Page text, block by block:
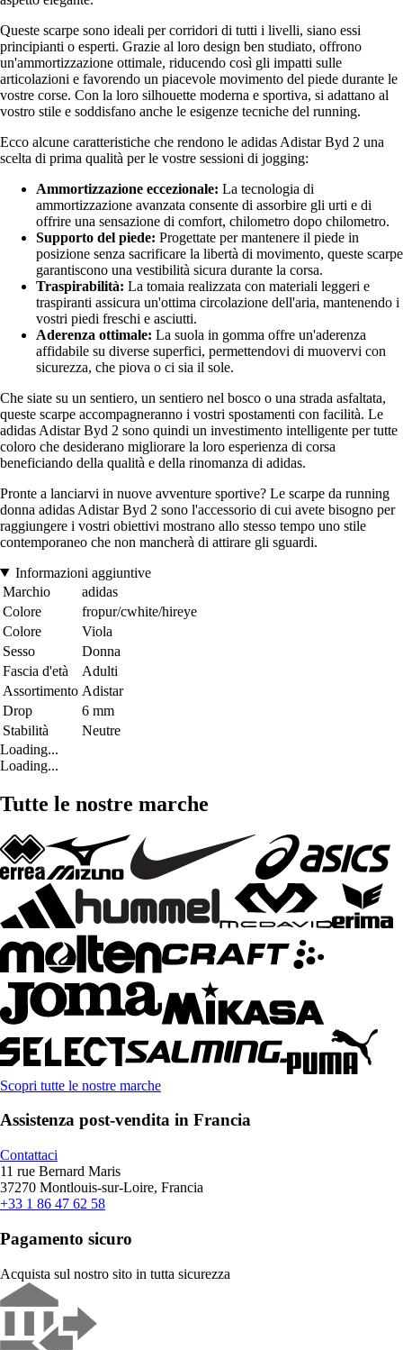
Queste scarpe sono ideali per corridori di tutti i livelli, siano essi
principianti o esperti. Grazie al loro design ben studiato, offrono
un'ammortizzazione ottimale, riducendo così gli impatti sulle
articolazioni e favorendo un piacevole movimento del piede durante le
vostre corse. Con la loro silhouette moderna e sportiva, si adattano al
vostro stile e soddisfano anche le esigenze tecniche del running.
Ecco alcune caratteristiche che rendono le adidas Adistar Byd 2 una
scelta di prima qualità per le vostre sessioni di jogging:
Ammortizzazione eccezionale: La tecnologia di
ammortizzazione avanzata consente di assorbire gli urti e di
offrire una sensazione di comfort, chilometro dopo chilometro.
Supporto del piede: Progettate per mantenere il piede in
posizione senza sacrificare la libertà di movimento, queste scarpe
garantiscono una vestibilità sicura durante la corsa.
Traspirabilità: La tomaia realizzata con materiali leggeri e
traspiranti assicura un'ottima circolazione dell'aria, mantenendo i
vostri piedi freschi e asciutti.
Aderenza ottimale: La suola in gomma offre un'aderenza
affidabile su diverse superfici, permettendovi di muovervi con
sicurezza, che piova o ci sia il sole.
Che siate su un sentiero, un sentiero nel bosco o una strada asfaltata,
queste scarpe accompagneranno i vostri spostamenti con facilità. Le
adidas Adistar Byd 2 sono quindi un investimento intelligente per tutte
coloro che desiderano migliorare la loro esperienza di corsa
beneficiando della qualità e della rinomanza di adidas.
Pronte a lanciarvi in nuove avventure sportive? Le scarpe da running
donna adidas Adistar Byd 2 sono l'accessorio di cui avete bisogno per
raggiungere i vostri obiettivi mostrano allo stesso tempo uno stile
contemporaneo che non mancherà di attirare gli sguardi.
Informazioni aggiuntive
Marchio
adidas
Colore
fropur/cwhite/hireye
Colore
Viola
Sesso
Donna
Fascia d'età
Adulti
Assortimento Adistar
Drop
6 mm
Stabilità
Neutre
Loading...
Loading...
Tutte le nostre marche
Scopri tutte le nostre marche
Assistenza post-vendita in Francia
Contattaci
11 rue Bernard Maris
37270 Montlouis-sur-Loire, Francia
+33 1 86 47 62 58
Pagamento sicuro
Acquista sul nostro sito in tutta sicurezza